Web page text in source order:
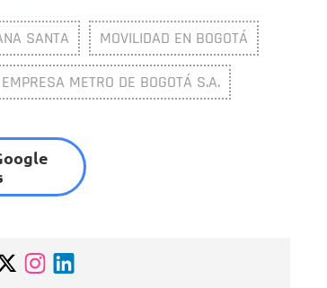
SANTA MOVILIDAD EN BOGOTÁ
EMPRESA METRO DE BOGOTÁ S.A.